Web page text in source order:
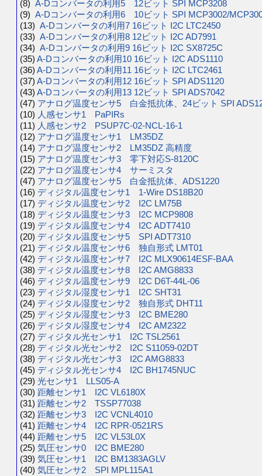
(8) A-Dコンバータの利用5 12ビット SPI MCP3208
(9) A-Dコンバータの利用6 10ビット SPI MCP3002/
(13) A-Dコンバータの利用7 16ビット I2C LTC2450
(33) A-Dコンバータの利用8 12ビット I2C AD7991
(34) A-Dコンバータの利用9 16ビット I2C SX8725C
(35) A-Dコンバータの利用10 16ビット I2C ADS1110
(36) A-Dコンバータの利用11 16ビット I2C LTC2461
(37) A-Dコンバータの利用12 16ビット SPI ADS1120
(43) A-Dコンバータの利用13 12ビット SPI ADS7042
(47) アナログ温度センサ5 白金抵抗体、24ビット SPI
(10) 人感センサ1 PaPIRs
(11) 人感センサ2 PSUP7C-02-NCL-16-1
(12) アナログ温度センサ1 LM35DZ
(14) アナログ温度センサ2 LM35DZ 高精度
(15) アナログ温度センサ3 零下対応S-8120C
(22) アナログ温度センサ4 サーミスタ
(47) アナログ温度センサ5 白金抵抗体、ADS1220
(16) ディジタル温度センサ1 1-Wire DS18B20
(17) ディジタル温度センサ2 I2C LM75B
(18) ディジタル温度センサ3 I2C MCP9808
(19) ディジタル温度センサ4 I2C ADT7410
(20) ディジタル温度センサ5 SPI ADT7310
(21) ディジタル温度センサ6 独自形式 LMT01
(42) ディジタル温度センサ7 I2C MLX90614ESF-BAA
(38) ディジタル温度センサ8 I2C AMG8833
(46) ディジタル温度センサ9 I2C D6T-44L-06
(23) ディジタル湿度センサ1 I2C SHT31
(24) ディジタル湿度センサ2 独自形式 DHT11
(25) ディジタル湿度センサ3 I2C BME280
(26) ディジタル湿度センサ4 I2C AM2322
(27) ディジタル光センサ1 I2C TSL2561
(28) ディジタル光センサ2 I2C S11059-02DT
(38) ディジタル光センサ3 I2C AMG8833
(45) ディジタル光センサ4 I2C BH1745NUC
(29) 光センサ1 LLS05-A
(30) 距離センサ1 I2C VL6180X
(31) 距離センサ2 TSSP77038
(32) 距離センサ3 I2C VCNL4010
(41) 距離センサ4 I2C RPR-0521RS
(44) 距離センサ5 I2C VL53L0X
(25) 気圧センサ0 I2C BME280
(39) 気圧センサ1 I2C BM1383AGLV
(40) 気圧センサ2 SPI MPL115A1